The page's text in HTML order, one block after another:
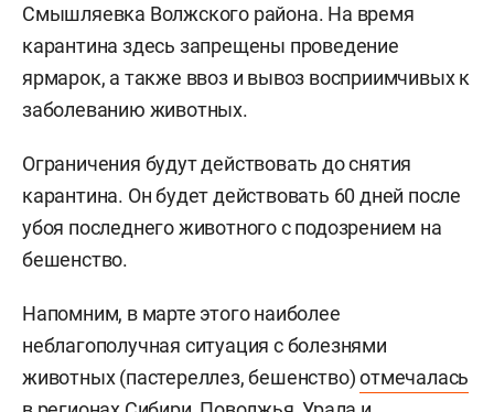
Смышляевка Волжского района. На время
карантина здесь запрещены проведение
ярмарок, а также ввоз и вывоз восприимчивых к
заболеванию животных.
Ограничения будут действовать до снятия
карантина. Он будет действовать 60 дней после
убоя последнего животного с подозрением на
бешенство.
Напомним, в марте этого наиболее
неблагополучная ситуация с болезнями
животных (пастереллез, бешенство)отмечалась